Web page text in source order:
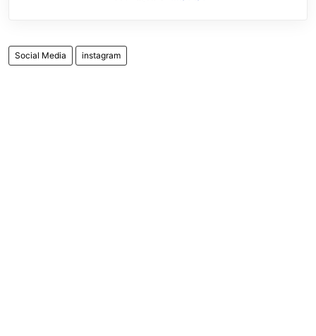
Social Media instagram